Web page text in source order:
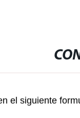
el siguiente